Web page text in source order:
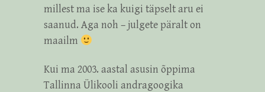
millest ma ise ka kuigi täpselt aru ei
saanud. Aga noh – julgete päralt on
maailm
Kui ma 2003. aastal asusin õppima
Tallinna Ülikooli andragoogika